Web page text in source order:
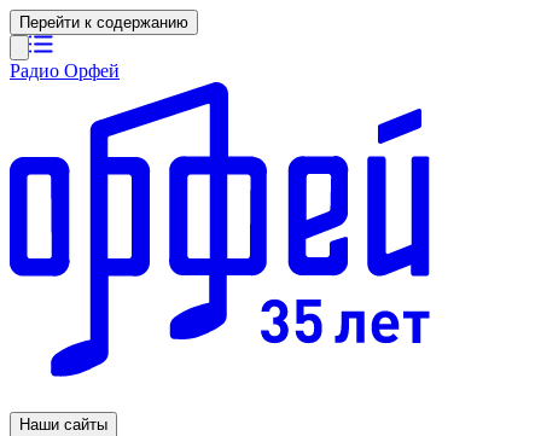
Перейти к содержанию
Радио Орфей
Наши сайты